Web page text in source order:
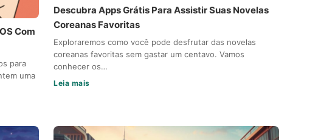
Com
para
uma
Descubra Apps Grátis Para Assistir Suas Novelas
Coreanas Favoritas
Exploraremos como você pode desfrutar das novelas
coreanas favoritas sem gastar um centavo. Vamos
conhecer os…
Leia mais